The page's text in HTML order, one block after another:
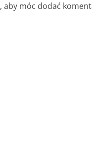
, aby móc dodać